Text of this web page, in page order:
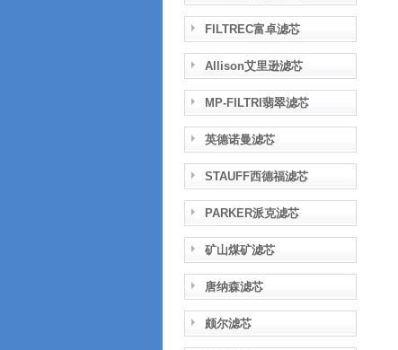
FILTREC富卓滤芯
Allison艾里逊滤芯
MP-FILTRI翡翠滤芯
英德诺曼滤芯
STAUFF西德福滤芯
PARKER派克滤芯
矿山煤矿滤芯
唐纳森滤芯
颇尔滤芯